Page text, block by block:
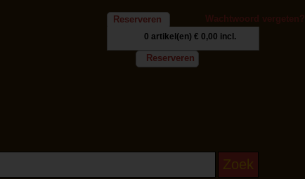
Reserveren Wachtwoord vergeten?
0 artikel(en) € 0,00 incl.
Reserveren